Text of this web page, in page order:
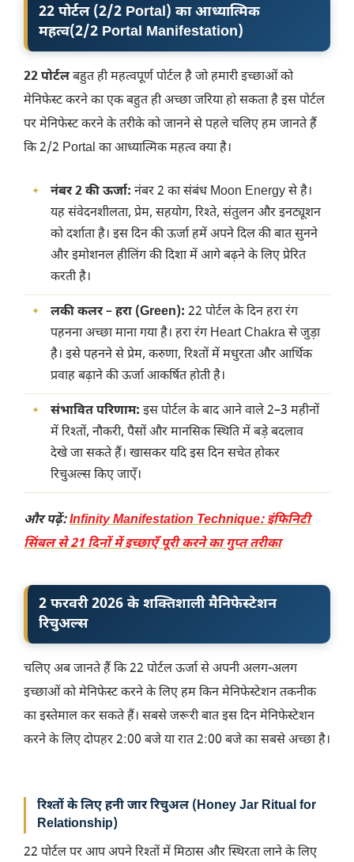
22 पोर्टल (2/2 Portal) का आध्यात्मिक
महत्व(2/2 Portal Manifestation)
22 पोर्टलबहुत ही महत्वपूर्ण पोर्टल है जो हमारी इच्छाओं को
मेनिफेस्ट करने का एक बहुत ही अच्छा जरिया हो सकता है इस पोर्टल
पर मेनिफेस्ट करने के तरीके को जानने से पहले चलिए हम जानते हैं
कि 2/2 Portal का आध्यात्मिक महत्व क्या है।
नंबर 2 की ऊर्जा: नंबर 2 का संबंध Moon Energy से है।
यह संवेदनशीलता, प्रेम, सहयोग, रिश्ते, संतुलन और इनट्यूशन
को दर्शाता है। इस दिन की ऊर्जा हमें अपने दिल की बात सुनने
और इमोशनल हीलिंग की दिशा में आगे बढ़ने के लिए प्रेरित
करती है।
लकी कलर – हरा (Green): 22 पोर्टल के दिन हरा रंग
पहनना अच्छा माना गया है। हरा रंग Heart Chakra से जुड़ा
है। इसे पहनने से प्रेम, करुणा, रिश्तों में मधुरता और आर्थिक
प्रवाह बढ़ाने की ऊर्जा आकर्षित होती है।
संभावित परिणाम: इस पोर्टल के बाद आने वाले 2–3 महीनों
में रिश्तों, नौकरी, पैसों और मानसिक स्थिति में बड़े बदलाव
देखे जा सकते हैं। खासकर यदि इस दिन सचेत होकर
रिचुअल्स किए जाएँ।
और पढ़ें:Infinity Manifestation Technique: इंफिनिटी
सिंबल से 21 दिनों में इच्छाएँ पूरी करने का गुप्त तरीका
2 फरवरी 2026 के शक्तिशाली मैनिफेस्टेशन
रिचुअल्स
चलिए अब जानते हैं कि 22 पोर्टल ऊर्जा से अपनी अलग-अलग
इच्छाओं को मेनिफेस्ट करने के लिए हम किन मेनिफेस्टेशन तकनीक
का इस्तेमाल कर सकते हैं। सबसे जरूरी बात इस दिन मेनिफेस्टेशन
करने के लिए दोपहर 2:00 बजे या रात 2:00 बजे का सबसे अच्छा है।
रिश्तों के लिए हनी जार रिचुअल (Honey Jar Ritual for
Relationship)
22 पोर्टल पर आप अपने रिश्तों में मिठास और स्थिरता लाने के लिए